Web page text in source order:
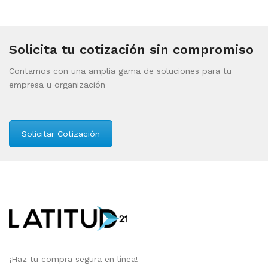
Solicita tu cotización sin compromiso
Contamos con una amplia gama de soluciones para tu
empresa u organización
Solicitar Cotización
¡Haz tu compra segura en línea!